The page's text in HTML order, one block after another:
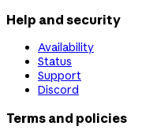
Help and security
Availability
Status
Support
Discord
Terms and policies